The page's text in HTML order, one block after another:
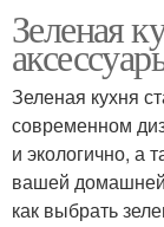
Зеленая
Зеленая кухня
современном
и экологично, а
вашей домашней
как выбрать